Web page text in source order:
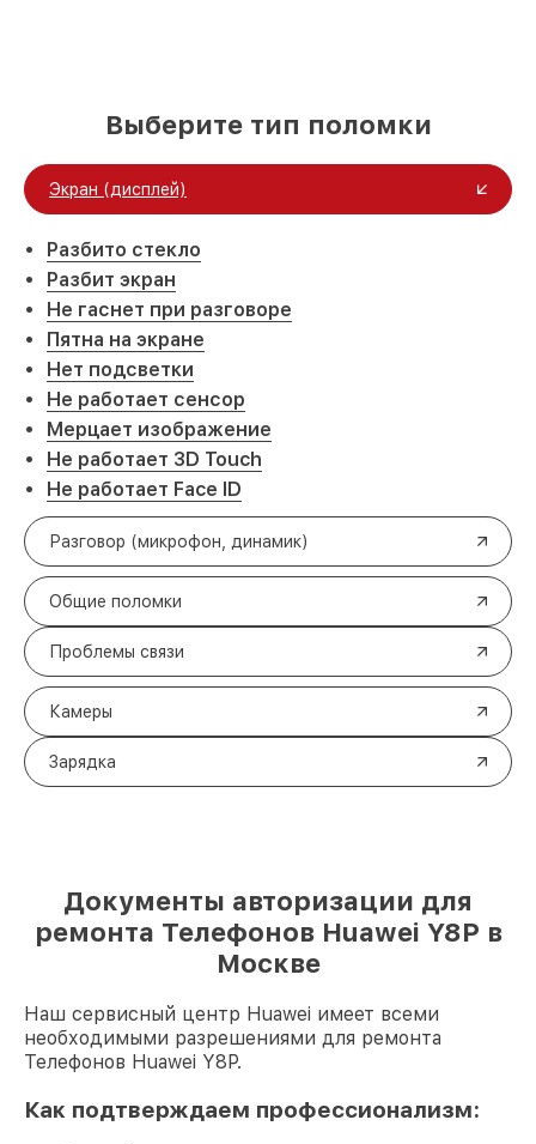
Выберите тип поломки
Экран (дисплей)
Разбито стекло
Разбит экран
Не гаснет при разговоре
Пятна на экране
Нет подсветки
Не работает сенсор
Мерцает изображение
Не работает 3D Touch
Не работает Face ID
Разговор (микрофон, динамик)
Общие поломки
Проблемы связи
Камеры
Зарядка
Документы авторизации для
ремонта Телефонов Huawei Y8P в
Москве
Наш сервисный центр Huawei имеет всеми
необходимыми разрешениями для ремонта
Телефонов Huawei Y8P.
Как подтверждаем профессионализм: